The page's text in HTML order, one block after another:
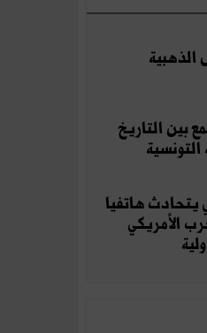
الذهبية
بين التاريخ
التونسية
يتحادث هاتفيا
الأمريكي